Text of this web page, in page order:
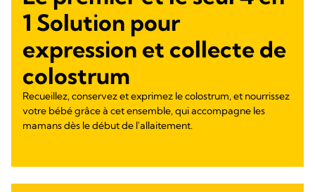
1 Solution pour
expression et collecte de
colostrum
Recueillez, conservez et exprimez le colostrum, et nourrissez
votre bébé grâce à cet ensemble, qui accompagne les
mamans dès le début de l'allaitement.